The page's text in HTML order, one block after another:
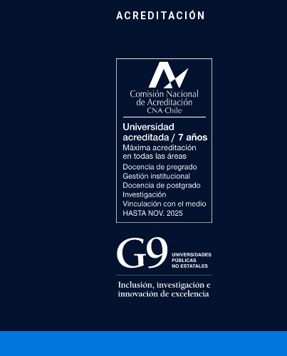
ACREDITACIÓN